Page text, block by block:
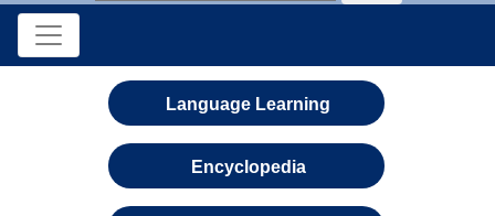
Language Learning
Encyclopedia